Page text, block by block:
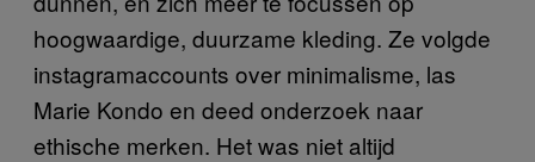
hoogwaardige, duurzame kleding. Ze volgde
instagramaccounts over minimalisme, las
Marie Kondo en deed onderzoek naar
ethische merken. Het was niet altijd